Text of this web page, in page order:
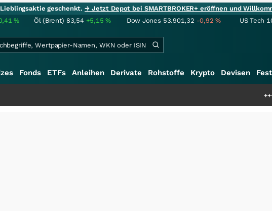
Lieblingsaktie geschenkt.→ Jetzt Depot bei SMARTBROKER+ eröffnen und
% Öl (Brent) 83,54 +5,15% Dow Jones 53.901,32 -0,92% US Tech
Fonds ETFs Anleihen Derivate Rohstoffe Krypto Devisen
Schwere